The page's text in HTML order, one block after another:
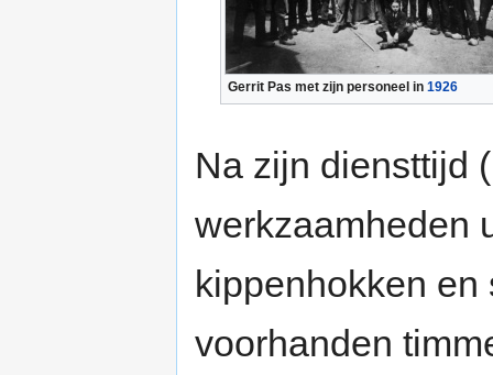
Gerrit Pas met zijn personeel in 1926
Na zijn diensttijd (
werkzaamheden
kippenhokken
voorhanden